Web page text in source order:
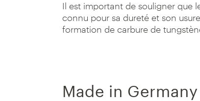
Il est important de souligner que
connu pour sa dureté et son
formation de carbure de
Made in